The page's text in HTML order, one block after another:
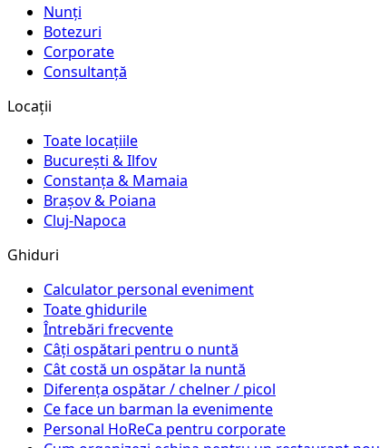
Nunți
Botezuri
Corporate
Consultanță
Locații
Toate locațiile
București & Ilfov
Constanța & Mamaia
Brașov & Poiana
Cluj-Napoca
Ghiduri
Calculator personal eveniment
Toate ghidurile
Întrebări frecvente
Câți ospătari pentru o nuntă
Cât costă un ospătar la nuntă
Diferența ospătar / chelner / picol
Ce face un barman la evenimente
Personal HoReCa pentru corporate